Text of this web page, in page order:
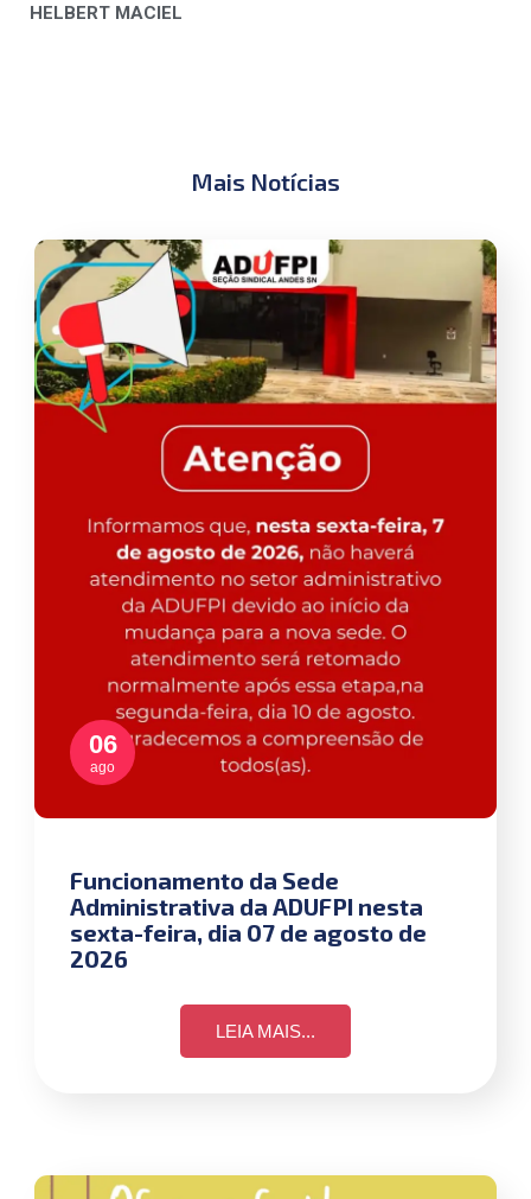
HELBERT MACIEL
Mais Notícias
06
ago
Funcionamento da Sede
Administrativa da ADUFPI nesta
sexta-feira, dia 07 de agosto de
2026
LEIA MAIS...